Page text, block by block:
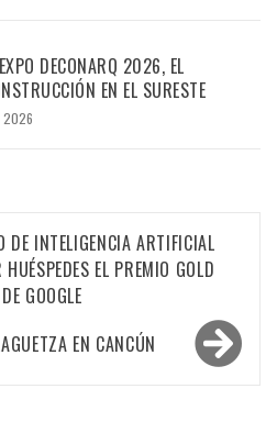
DECONARQ 2026, EL
EN EL SURESTE
2026
DE INTELIGENCIA ARTIFICIAL
EL PREMIO GOLD
GOOGLE
EN CANCÚN